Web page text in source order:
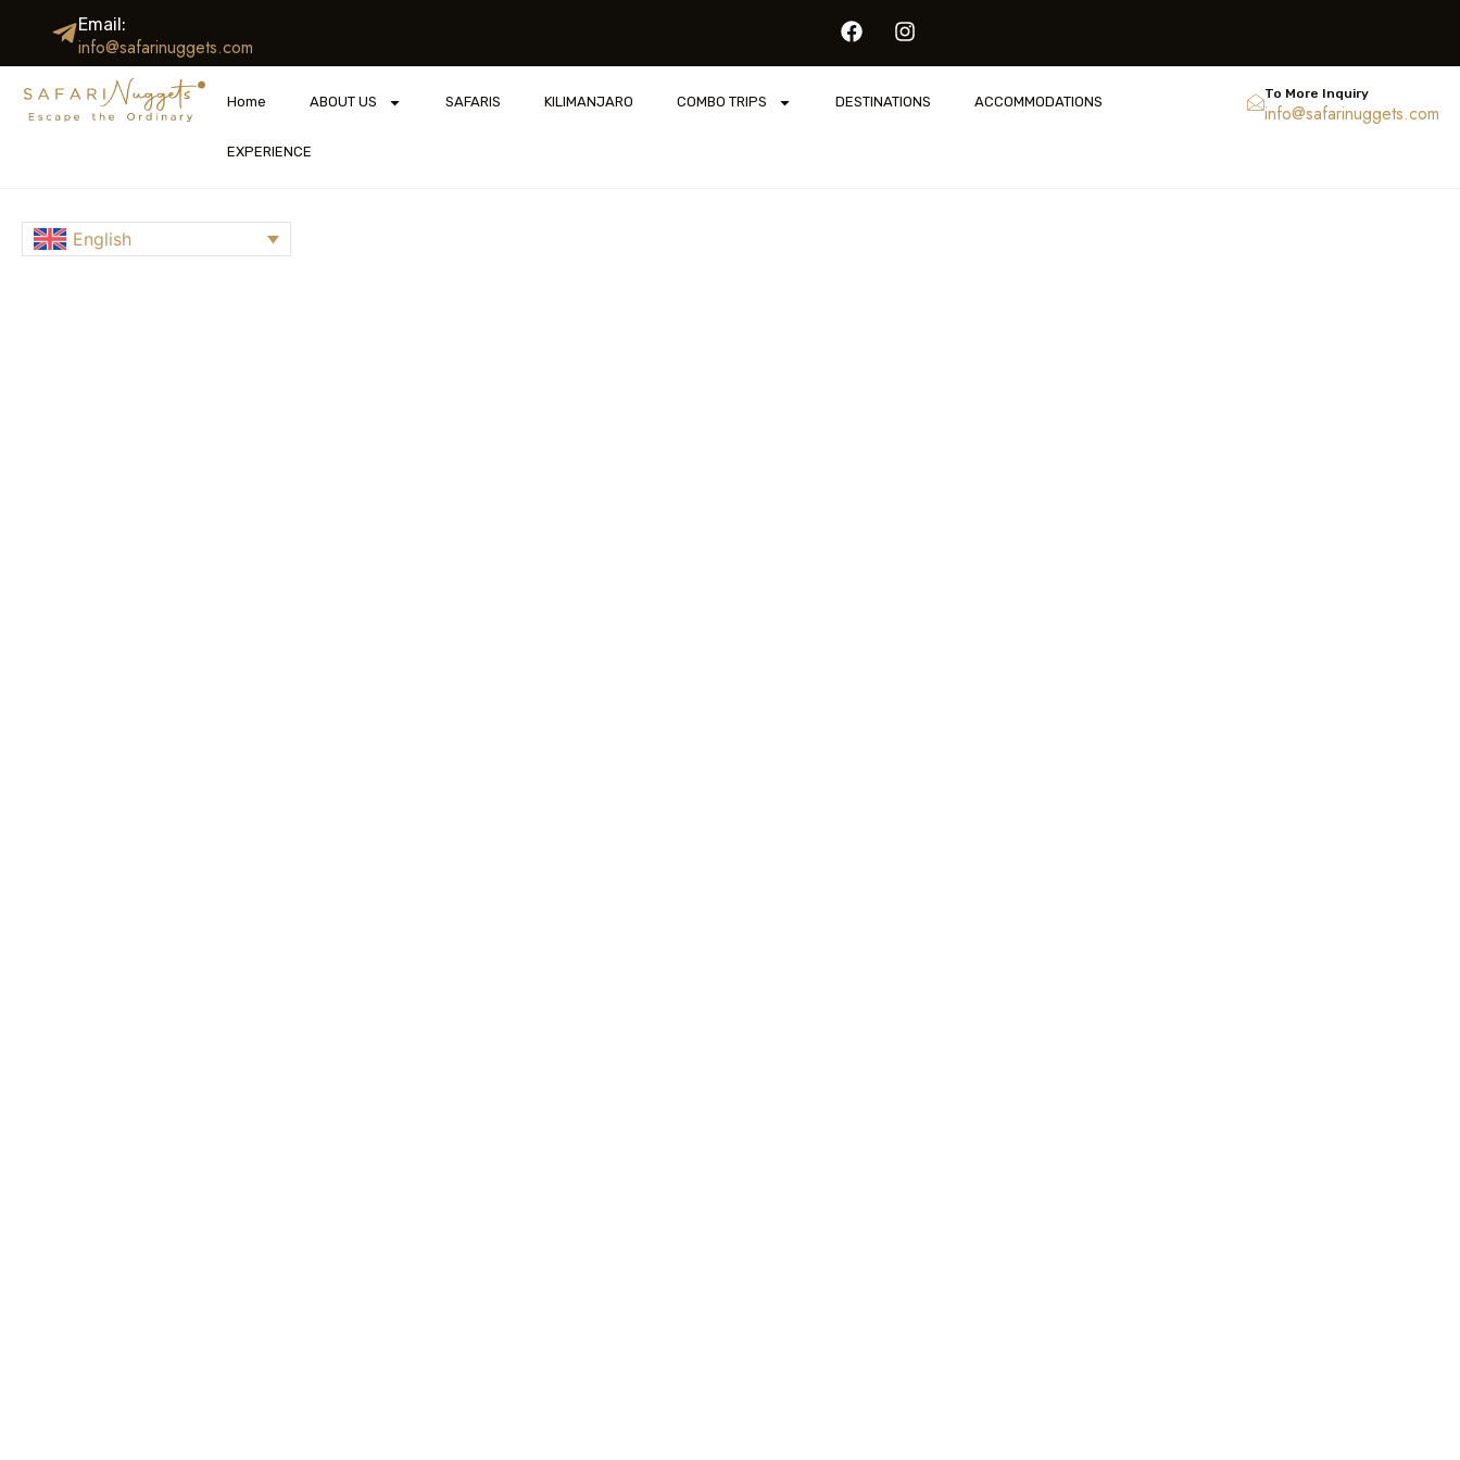
Email:
info@safarinuggets.com
Home ABOUT US SAFARIS KILIMANJARO COMBO TRIPS DESTINATIONS ACCOMMODATIONS
EXPERIENCE
To More Inquiry
info@safarinuggets.com
English